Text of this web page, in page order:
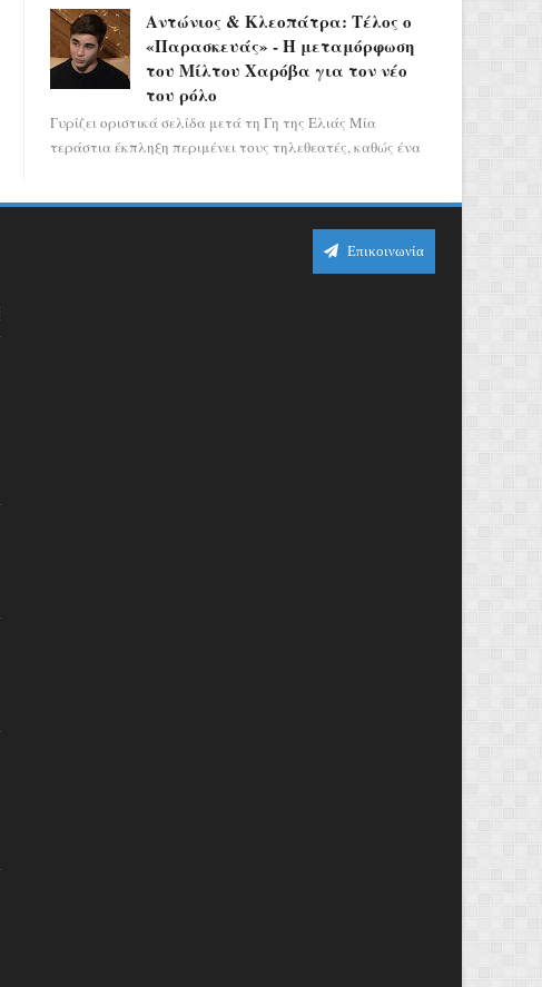
ορόσημο, καθώς η Αφροδίτη πρ...
Αντώνιος & Κλεοπάτρα: Τέλος ο
«Παρασκευάς» - Η μεταμόρφωση
του Μίλτου Χαρόβα για τον νέο
του ρόλο
Γυρίζει οριστικά σελίδα μετά τη Γη της Ελιάς Μία
τεράστια έκπληξη περιμένει τους τηλεθεατές, καθώς ένα
Επικοινωνία